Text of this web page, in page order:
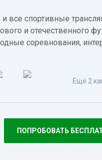
все спортивные
и отечественного
соревнования,
Ещё 2
ПОПРОБОВАТЬ